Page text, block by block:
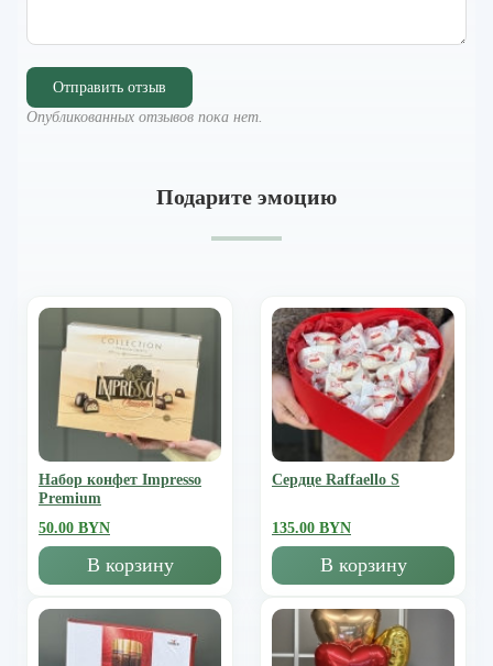
Отправить отзыв
Опубликованных отзывов пока нет.
Подарите эмоцию
Набор конфет Impresso
Premium
50.00 BYN
В корзину
Сердце Raffaello S
135.00 BYN
В корзину